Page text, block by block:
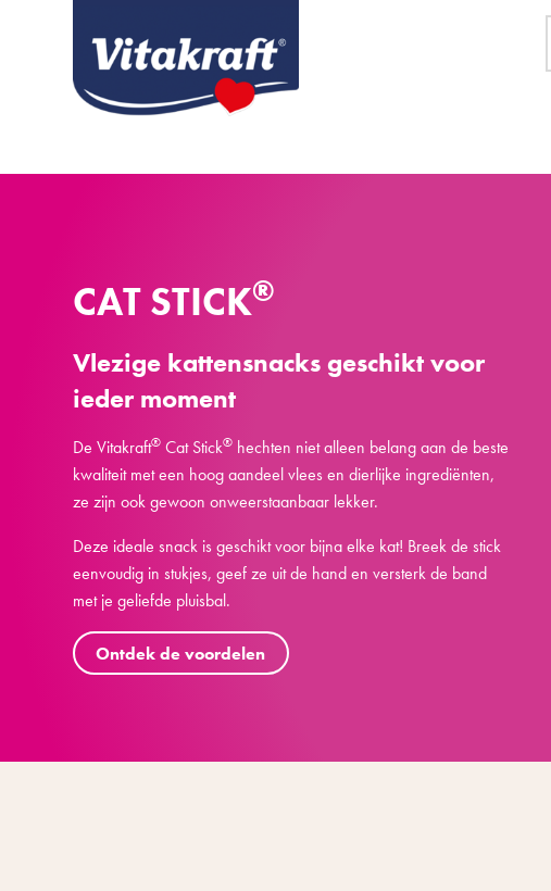
CAT STICK®
Vlezige kattensnacks geschikt voor
ieder moment
De Vitakraft® Cat Stick® hechten niet alleen belang aan de beste
kwaliteit met een hoog aandeel vlees en dierlijke ingrediënten,
ze zijn ook gewoon onweerstaanbaar lekker.
Deze ideale snack is geschikt voor bijna elke kat! Breek de stick
eenvoudig in stukjes, geef ze uit de hand en versterk de band
met je geliefde pluisbal.
Ontdek de voordelen